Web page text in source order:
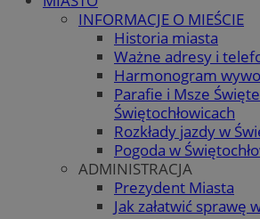
INFORMACJE O MIEŚCIE
Historia miasta
Ważne adresy i
Harmonogram
Parafie i Msze
Świętochłowicach
Rozkłady jazdy w
Pogoda w
ADMINISTRACJA
Prezydent Miasta
Jak załatwić sprawę